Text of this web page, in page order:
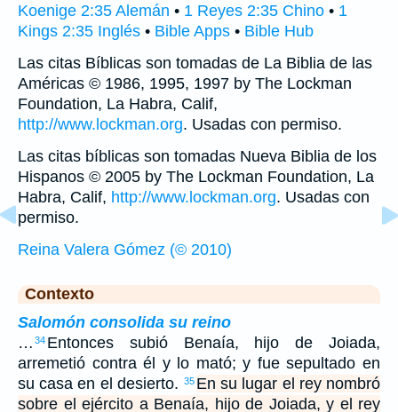
Koenige 2:35 Alemán • 1 Reyes 2:35 Chino • 1
Kings 2:35 Inglés • Bible Apps • Bible Hub
Las citas Bíblicas son tomadas de La Biblia de las
Américas © 1986, 1995, 1997 by The Lockman
Foundation, La Habra, Calif,
http://www.lockman.org. Usadas con permiso.
Las citas bíblicas son tomadas Nueva Biblia de los
Hispanos © 2005 by The Lockman Foundation, La
Habra, Calif, http://www.lockman.org. Usadas con
permiso.
Reina Valera Gómez (© 2010)
Contexto
Salomón consolida su reino
… 34 Entonces subió Benaía, hijo de Joiada,
arremetió contra él y lo mató; y fue sepultado en
su casa en el desierto. 35 En su lugar el rey nombró
sobre el ejército a Benaía, hijo de Joiada, y el rey